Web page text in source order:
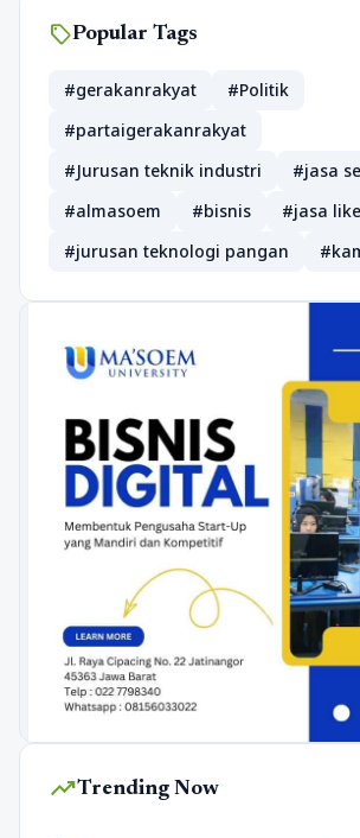
sellPopular Tags
#gerakanrakyat
#Politik
#partaigerakanrakyat
#Jurusan teknik industri
#jasa
#almasoem
#bisnis
#jasa
#jurusan teknologi pangan
trending_upTrending Now